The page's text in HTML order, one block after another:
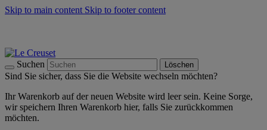
Skip to main content Skip to footer content
Suchen Löschen
Sind Sie sicher, dass Sie die Website wechseln möchten?
Ihr Warenkorb auf der neuen Website wird leer sein. Keine Sorge,
wir speichern Ihren Warenkorb hier, falls Sie zurückkommen
möchten.